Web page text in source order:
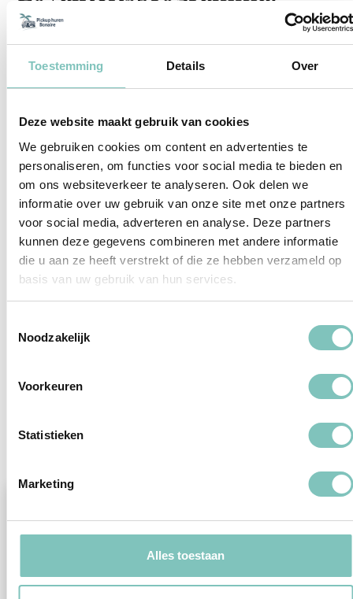
Toestemming Details Over
Deze website maakt gebruik van cookies
We gebruiken cookies om content en advertenties te
personaliseren, om functies voor social media te bieden en
om ons websiteverkeer te analyseren. Ook delen we
informatie over uw gebruik van onze site met onze partners
voor social media, adverteren en analyse. Deze partners
kunnen deze gegevens combineren met andere informatie
die u aan ze heeft verstrekt of die ze hebben verzameld op
basis van uw gebruik van hun services.
Noodzakelijk
Voorkeuren
Statistieken
Marketing
Alles toestaan
Gold-driver korting
Word ook Gold-driver. Vaste klanten krijgen
bij ons altijd korting bij het huren van een
auto op Bonaire. Wij waarderen onze vaste
klanten enorm.
- $10 korting per dag
- Gratis brengen én ophalen van de
huurauto
drivers wordt, hoe u dit blijft en wat onze